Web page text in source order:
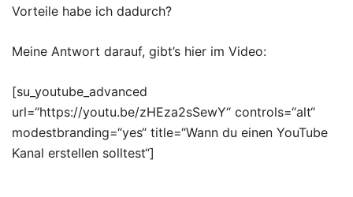
Vorteile habe ich dadurch?
Meine Antwort darauf, gibt’s hier im Video:
[su_youtube_advanced
url=“https://youtu.be/zHEza2sSewY“ controls=“alt“
modestbranding=“yes“ title=“Wann du einen YouTube
Kanal erstellen solltest“]